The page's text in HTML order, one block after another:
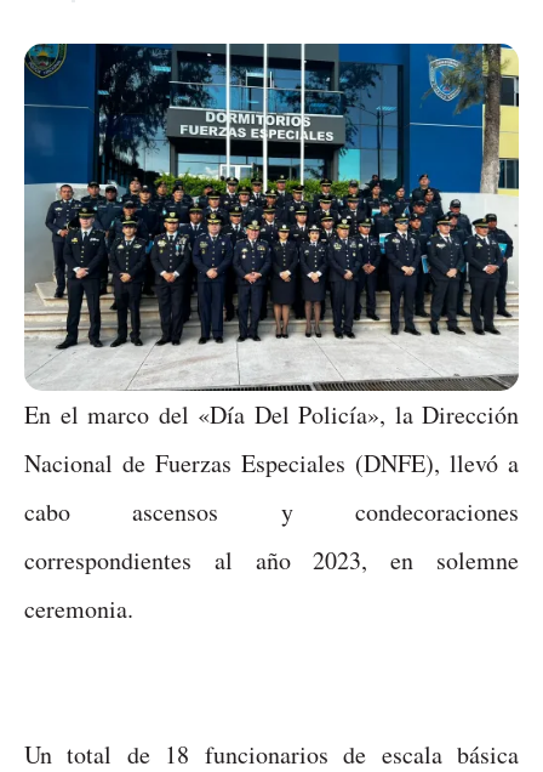
En el marco del «Día Del Policía», la Dirección
Nacional de Fuerzas Especiales (DNFE), llevó a
cabo ascensos y condecoraciones
correspondientes al año 2023, en solemne
ceremonia.
Un total de 18 funcionarios de escala básica